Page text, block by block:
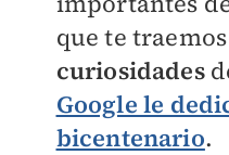
que te
curiosidades
Google le
bicentenario.